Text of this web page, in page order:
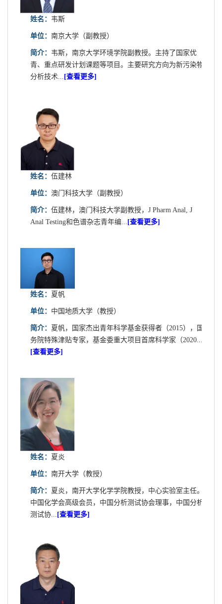
姓名： 韦斯
单位： 南京大学（副教授）
简介： 韦斯，南京大学环境学院副教授。主持了国家优
青、重点研发计划课题等项目。主要研究方向为新污染物
分析技术... [查看更多]
姓名： 伍建林
单位： 澳门科技大学（副教授）
简介： 伍建林，澳门科技大学副教授，J Pharm Anal, J
Anal Testing和色谱杂志青年编... [查看更多]
姓名： 夏帆
单位： 中国地质大学（教授）
简介： 夏帆，国家杰出青年科学基金获得者（2015），国
务院特殊津贴专家，基金委重大项目首席科学家（2020...
[查看更多]
姓名： 夏炎
单位： 南开大学（教授）
简介： 夏炎，南开大学化学学院教授，中心实验室主任。
中国化学会高级会员，中国分析测试协会理事，中国分析
测试协... [查看更多]